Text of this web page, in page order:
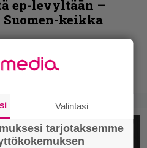
ep-levyltään –
Suomen-keikka
laittamassa pillejä
Valintasi
tarjotaksemme